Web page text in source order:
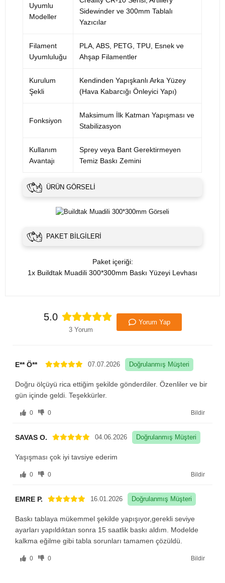
Uyumlu
Modeller
Sidewinder ve 300mm Tablalı
Yazıcılar
Filament
Uyumluluğu
PLA, ABS, PETG, TPU, Esnek ve
Ahşap Filamentler
Kurulum
Şekli
Kendinden Yapışkanlı Arka Yüzey
(Hava Kabarcığı Önleyici Yapı)
Fonksiyon
Maksimum İlk Katman Yapışması ve
Stabilizasyon
Kullanım
Avantajı
Sprey veya Bant Gerektirmeyen
Temiz Baskı Zemini
ÜRÜN GÖRSELI
PAKET BILGILERI
Paket içeriği:
1x Buildtak Muadili 300*300mm Baskı Yüzeyi Levhası
5.0
3 Yorum
Yorum Yap
E** Ö** 07.07.2026 Doğrulanmış Müşteri
Doğru ölçüyü rica ettiğim şekilde gönderdiler. Özenliler ve bir
gün içinde geldi. Teşekkürler.
0 0 Bildir
SAVAS O. 04.06.2026 Doğrulanmış Müşteri
Yaşışması çok iyi tavsiye ederim
0 0 Bildir
EMRE P. 16.01.2026 Doğrulanmış Müşteri
Baskı tablaya mükemmel şekilde yapışıyor,gerekli seviye
ayarları yapıldıktan sonra 15 saatlik baskı aldım. Modelde
kalkma eğilme gibi tabla sorunları tamamen çözüldü.
0 0 Bildir